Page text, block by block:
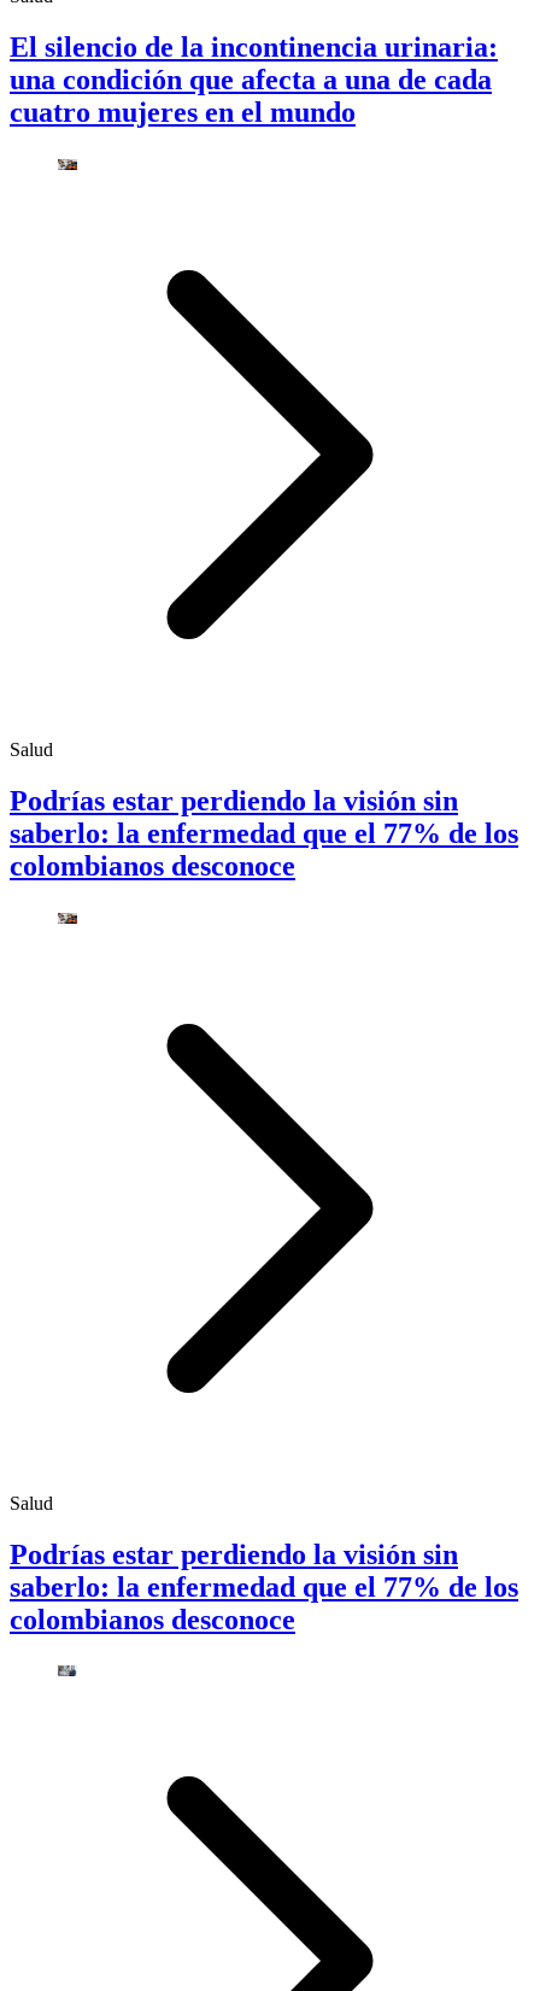
El silencio de la incontinencia urinaria:
una condición que afecta a una de cada
cuatro mujeres en el mundo
Salud
Podrías estar perdiendo la visión sin
saberlo: la enfermedad que el 77% de los
colombianos desconoce
Salud
Podrías estar perdiendo la visión sin
saberlo: la enfermedad que el 77% de los
colombianos desconoce